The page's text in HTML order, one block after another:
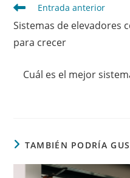
Leer
artículos
Entrada anterior
Sistemas de elevadores
para crecer
Cuál es el mejor
TAMBIÉN PODRÍA